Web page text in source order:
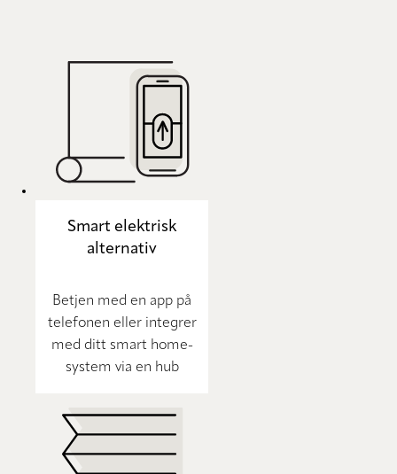
Smart elektrisk
alternativ
Betjen med en app på
telefonen eller integrer
med ditt smart home-
system via en hub